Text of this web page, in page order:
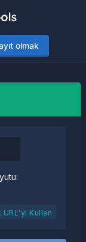
olmak
URL'yi Kullan